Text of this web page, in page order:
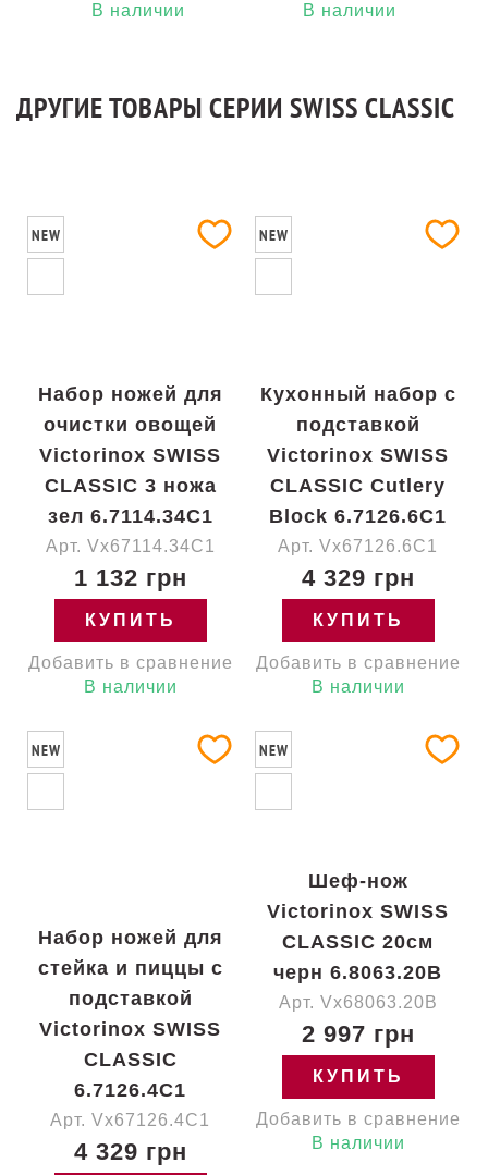
В наличии
В наличии
ДРУГИЕ ТОВАРЫ СЕРИИ SWISS CLASSIC
NEW
Набор ножей для
очистки овощей
Victorinox SWISS
CLASSIC 3 ножа
зел 6.7114.34C1
Арт. Vx67114.34C1
1 132 грн
КУПИТЬ
Добавить в сравнение
В наличии
NEW
Кухонный набор с
подставкой
Victorinox SWISS
CLASSIC Cutlery
Block 6.7126.6C1
Арт. Vx67126.6C1
4 329 грн
КУПИТЬ
Добавить в сравнение
В наличии
NEW
Набор ножей для
стейка и пиццы с
подставкой
Victorinox SWISS
CLASSIC
6.7126.4C1
Арт. Vx67126.4C1
4 329 грн
NEW
Шеф-нож
Victorinox SWISS
CLASSIC 20см
черн 6.8063.20B
Арт. Vx68063.20B
2 997 грн
КУПИТЬ
Добавить в сравнение
В наличии